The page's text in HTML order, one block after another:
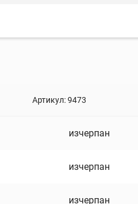
Артикул:9473
изчерпан
изчерпан
изчерпан